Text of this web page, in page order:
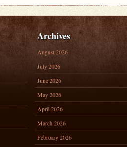
Archives
August 2026
July 2026
June 2026
May 2026
April 2026
March 2026
February 2026